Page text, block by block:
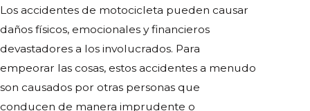
Los accidentes de motocicleta pueden causar
daños físicos, emocionales y financieros
devastadores a los involucrados. Para
empeorar las cosas, estos accidentes a menudo
son causados ​​por otras personas que
conducen de manera imprudente o